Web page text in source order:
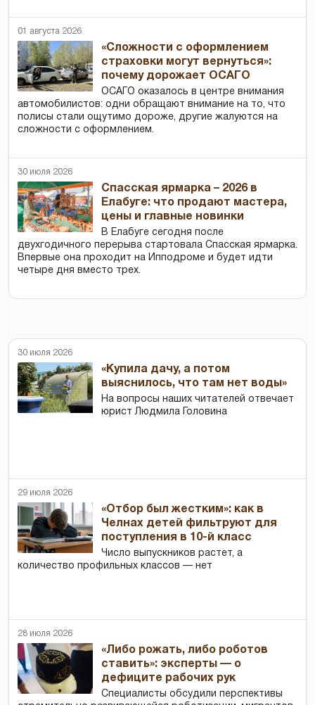
01 августа 2026
«Сложности с оформлением
страховки могут вернуться»:
почему дорожает ОСАГО
ОСАГО оказалось в центре внимания
автомобилистов: одни обращают внимание на то, что
полисы стали ощутимо дороже, другие жалуются на
сложности с оформлением.
30 июля 2026
Спасская ярмарка – 2026 в
Елабуге: что продают мастера,
цены и главные новинки
В Елабуге сегодня после
двухгодичного перерыва стартовала Спасская ярмарка.
Впервые она проходит на Ипподроме и будет идти
четыре дня вместо трех.
30 июля 2026
«Купила дачу, а потом
выяснилось, что там нет воды»
На вопросы наших читателей отвечает
юрист Людмила Головина
29 июля 2026
«Отбор был жестким»: как в
Челнах детей фильтруют для
поступления в 10-й класс
Число выпускников растет, а
количество профильных классов — нет
28 июля 2026
«Либо рожать, либо роботов
ставить»: эксперты — о
дефиците рабочих рук
Специалисты обсудили перспективы